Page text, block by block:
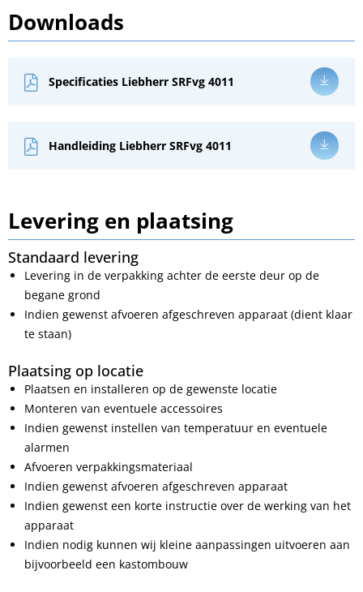
Downloads
Specificaties Liebherr SRFvg 4011
Handleiding Liebherr SRFvg 4011
Levering en plaatsing
Standaard levering
Levering in de verpakking achter de eerste deur op de
begane grond
Indien gewenst afvoeren afgeschreven apparaat (dient klaar
te staan)
Plaatsing op locatie
Plaatsen en installeren op de gewenste locatie
Monteren van eventuele accessoires
Indien gewenst instellen van temperatuur en eventuele
alarmen
Afvoeren verpakkingsmateriaal
Indien gewenst afvoeren afgeschreven apparaat
Indien gewenst een korte instructie over de werking van het
apparaat
Indien nodig kunnen wij kleine aanpassingen uitvoeren aan
bijvoorbeeld een kastombouw